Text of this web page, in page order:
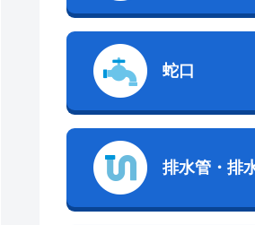
蛇口
排水管・排